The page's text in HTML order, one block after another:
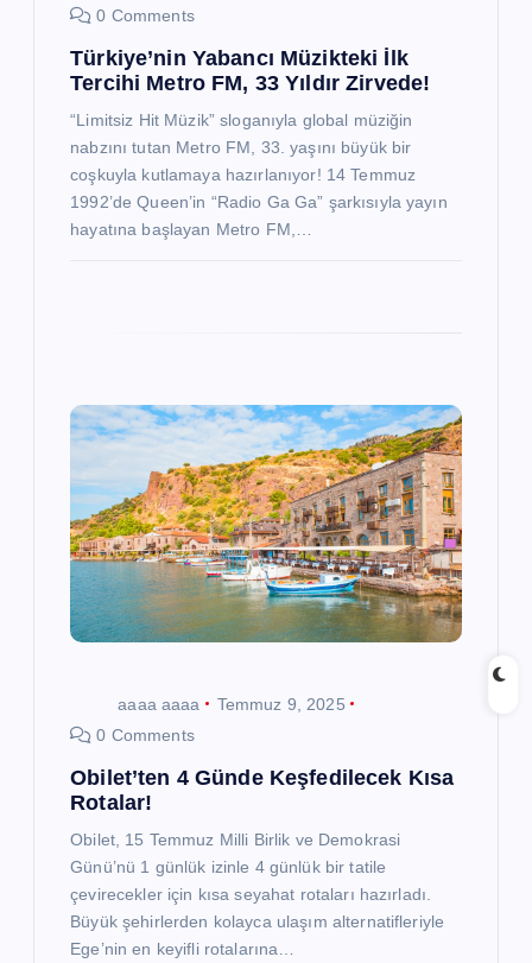
0 Comments
Türkiye’nin Yabancı Müzikteki İlk
Tercihi Metro FM, 33 Yıldır Zirvede!
“Limitsiz Hit Müzik” sloganıyla global müziğin
nabzını tutan Metro FM, 33. yaşını büyük bir
coşkuyla kutlamaya hazırlanıyor! 14 Temmuz
1992’de Queen’in “Radio Ga Ga” şarkısıyla yayın
hayatına başlayan Metro FM,…
aaaa aaaa
Temmuz 9, 2025
0 Comments
Obilet’ten 4 Günde Keşfedilecek Kısa
Rotalar!
Obilet, 15 Temmuz Milli Birlik ve Demokrasi
Günü’nü 1 günlük izinle 4 günlük bir tatile
çevirecekler için kısa seyahat rotaları hazırladı.
Büyük şehirlerden kolayca ulaşım alternatifleriyle
Ege’nin en keyifli rotalarına…